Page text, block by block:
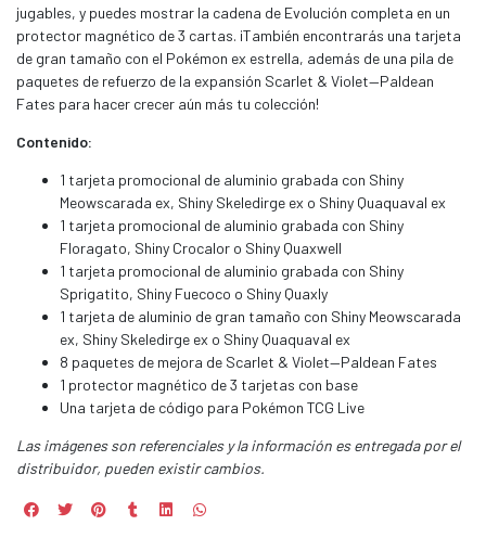
jugables, y puedes mostrar la cadena de Evolución completa en un
protector magnético de 3 cartas. ¡También encontrarás una tarjeta
de gran tamaño con el Pokémon ex estrella, además de una pila de
paquetes de refuerzo de la expansión Scarlet & Violet—Paldean
Fates para hacer crecer aún más tu colección!
Contenido:
1 tarjeta promocional de aluminio grabada con Shiny
Meowscarada ex, Shiny Skeledirge ex o Shiny Quaquaval ex
1 tarjeta promocional de aluminio grabada con Shiny
Floragato, Shiny Crocalor o Shiny Quaxwell
1 tarjeta promocional de aluminio grabada con Shiny
Sprigatito, Shiny Fuecoco o Shiny Quaxly
1 tarjeta de aluminio de gran tamaño con Shiny Meowscarada
ex, Shiny Skeledirge ex o Shiny Quaquaval ex
8 paquetes de mejora de Scarlet & Violet—Paldean Fates
1 protector magnético de 3 tarjetas con base
Una tarjeta de código para Pokémon TCG Live
Las imágenes son referenciales y la información es entregada por el
distribuidor, pueden existir cambios.